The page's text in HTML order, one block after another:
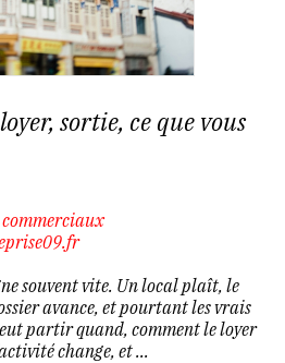
sortie, ce que vous
souvent vite. Un local plaît, le
avance, et pourtant les vrais
partir quand, comment le loyer
change, et ...